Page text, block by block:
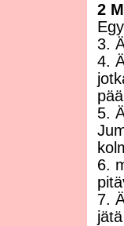
2
3.
4.
5.
6.
7.